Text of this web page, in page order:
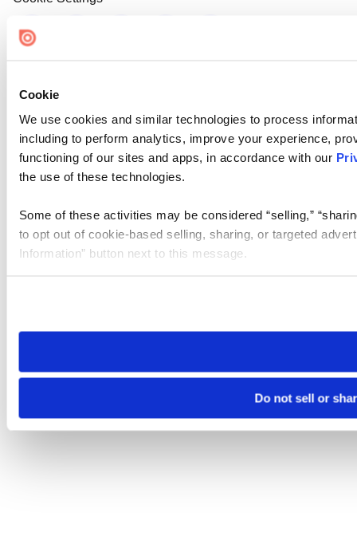
Cookie
We use cookies and similar technologies to process
including to perform analytics, improve your experience,
functioning of our sites and apps, in accordance with our
the use of these technologies.
Some of these activities may be considered “selling,”
to opt out of cookie-based selling, sharing, or targeted
Information” button next to this message.
need to be set again.
Do not sell or